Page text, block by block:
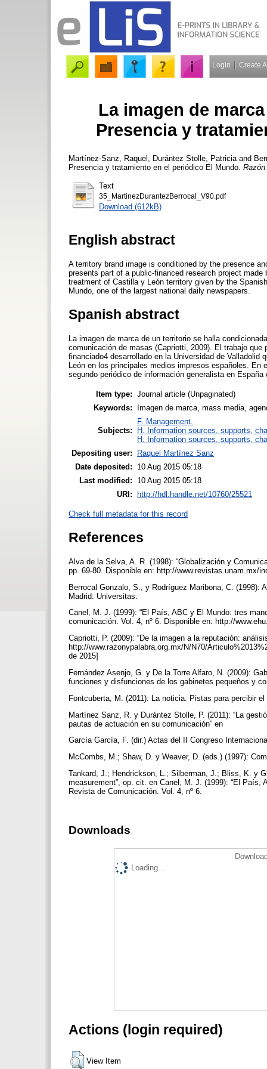
Login Create
La imagen de
Presencia y
Martínez-Sanz, Raquel Durántez Stolle, Patricia and
Presencia y tratamiento en el periódico El Mundo.
Text
35_MartinezDurantezBerrocal_V90.pdf
Download (612kB)
English abstract
A territory brand image is conditioned by the presence
presents part of a public-financed research project
treatment of Castilla y León territory given by the
Mundo, one of the largest national daily newspapers.
Spanish abstract
La imagen de marca de un territorio se halla
comunicación de masas (Capriotti, 2009). El trabajo
financiado4 desarrollado en la Universidad de
León en los principales medios impresos españoles.
segundo periódico de información generalista en
Item type: Journal article (Unpaginated)
Keywords:
Imagen de marca, mass media,
Subjects:
F. Management.
H. Information sources, supports,
H. Information sources, supports,
Depositing user:
Raquel Martínez Sanz
Date deposited:
10 Aug 2015 05:18
Last modified:
10 Aug 2015 05:18
URI:
http://hdl.handle.net/10760/25521
Check full metadata for this record
References
Alva de la Selva, A. R. (1998): “Globalización y
pp. 69-80. Disponible en: http://www.revistas.unam.mx/
Berrocal Gonzalo, S., y Rodríguez Maribona, C. (1998):
Madrid: Universitas.
Canel, M. J. (1999): “El País, ABC y El Mundo: tres
comunicación. Vol. 4, nº 6. Disponible en: http://
Capriotti, P. (2009): “De la imagen a la reputación:
http://www.razonypalabra.org.mx/N/N70/
de 2015]
Fernández Asenjo, G. y De la Torre Alfaro, N. (2009):
funciones y disfunciones de los gabinetes pequeños y
Fontcuberta, M. (2011): La noticia. Pistas para percibir
Martínez Sanz, R. y Durántez Stolle, P. (2011): “La
pautas de actuación en su comunicación” en
García García, F. (dir.) Actas del II Congreso
McCombs, M.; Shaw, D. y Weaver, D. (eds.) (1997):
Tankard, J.; Hendrickson, L.; Silberman, J.; Bliss, K. y
measurement”, op. cit. en Canel, M. J. (1999): “El
Revista de Comunicación. Vol. 4, nº 6.
Downloads
Loading...
Actions (login required)
View Item